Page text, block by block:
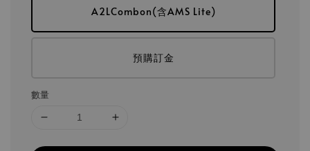
A2LCombon(含AMS Lite)
預購訂金
數量